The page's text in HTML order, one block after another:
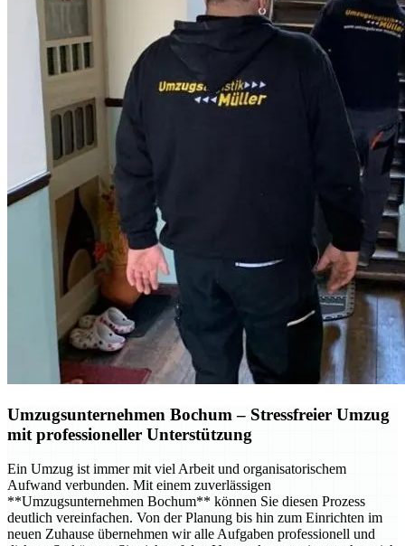
Umzugsunternehmen Bochum – Stressfreier Umzug
mit professioneller Unterstützung
Ein Umzug ist immer mit viel Arbeit und organisatorischem
Aufwand verbunden. Mit einem zuverlässigen
**Umzugsunternehmen Bochum** können Sie diesen Prozess
deutlich vereinfachen. Von der Planung bis hin zum Einrichten im
neuen Zuhause übernehmen wir alle Aufgaben professionell und